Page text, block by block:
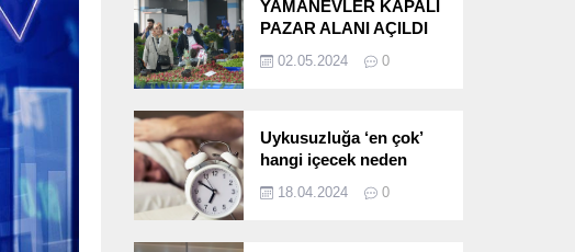
YAMANEVLER KAPALI
PAZAR ALANI AÇILDI
02.05.2024 0
Uykusuzluğa ‘en çok’
hangi içecek neden
18.04.2024 0